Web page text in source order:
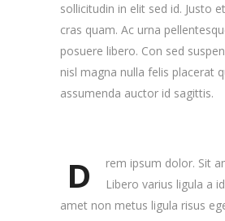
sollicitudin in elit sed id. Justo
cras quam. Ac urna
posuere libero. Con sed
nisl magna nulla felis placerat
assumenda auctor id sagittis.
D
rem ipsum dolor. Sit
Libero varius ligula a
amet non metus ligula risus